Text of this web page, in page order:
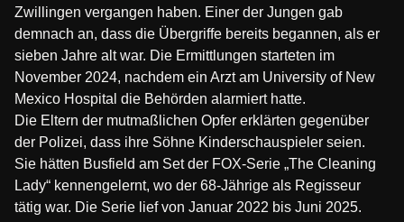
Zwillingen vergangen haben. Einer der Jungen gab
demnach an, dass die Übergriffe bereits begannen, als er
sieben Jahre alt war. Die Ermittlungen starteten im
November 2024, nachdem ein Arzt am University of New
Mexico Hospital die Behörden alarmiert hatte.
Die Eltern der mutmaßlichen Opfer erklärten gegenüber
der Polizei, dass ihre Söhne Kinderschauspieler seien.
Sie hätten Busfield am Set der FOX-Serie „The Cleaning
Lady“ kennengelernt, wo der 68-Jährige als Regisseur
tätig war. Die Serie lief von Januar 2022 bis Juni 2025.